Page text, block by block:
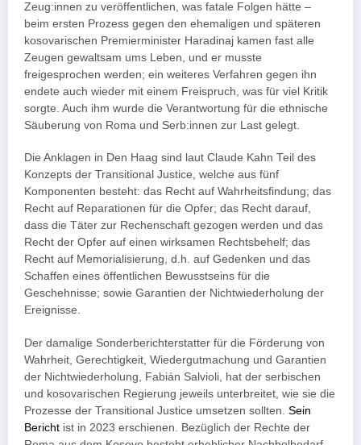
Zeug:innen zu veröffentlichen, was fatale Folgen hätte –
beim ersten Prozess gegen den ehemaligen und späteren
kosovarischen Premierminister Haradinaj kamen fast alle
Zeugen gewaltsam ums Leben, und er musste
freigesprochen werden; ein weiteres Verfahren gegen ihn
endete auch wieder mit einem Freispruch, was für viel Kritik
sorgte. Auch ihm wurde die Verantwortung für die ethnische
Säuberung von Roma und Serb:innen zur Last gelegt.
Die Anklagen in Den Haag sind laut Claude Kahn Teil des
Konzepts der Transitional Justice, welche aus fünf
Komponenten besteht: das Recht auf Wahrheitsfindung; das
Recht auf Reparationen für die Opfer; das Recht darauf,
dass die Täter zur Rechenschaft gezogen werden und das
Recht der Opfer auf einen wirksamen Rechtsbehelf; das
Recht auf Memorialisierung, d.h. auf Gedenken und das
Schaffen eines öffentlichen Bewusstseins für die
Geschehnisse; sowie Garantien der Nichtwiederholung der
Ereignisse.
Der damalige Sonderberichterstatter für die Förderung von
Wahrheit, Gerechtigkeit, Wiedergutmachung und Garantien
der Nichtwiederholung, Fabián Salvioli, hat der serbischen
und kosovarischen Regierung jeweils unterbreitet, wie sie die
Prozesse der Transitional Justice umsetzen sollten. Sein
Bericht ist in 2023 erschienen. Bezüglich der Rechte der